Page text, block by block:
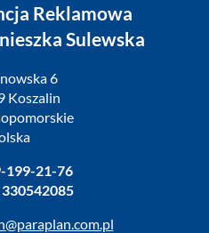
Reklamowa
Sulewska
6
Koszalin
199-21-76
330542085